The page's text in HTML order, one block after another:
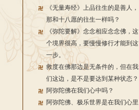
《无量寿经》上品往生的是善人，
那和十八愿的往生一样吗？
《弥陀要解》念念相应念念佛，这
个境界很高，要慢慢修行才能到这
一步。
救度在佛那边是无条件的，但在我
们这边，是不是要达到某种状态？
阿弥陀佛在我们心中吗？
阿弥陀佛、极乐世界是在我们心里